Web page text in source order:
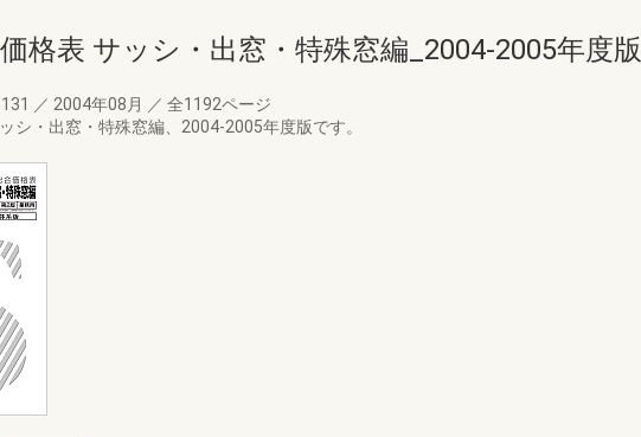
格表 サッシ・出窓・特殊窓編_2004-2005年度版
／ 2004年08月 ／ 全1192ページ
シ・出窓・特殊窓編、2004-2005年度版です。